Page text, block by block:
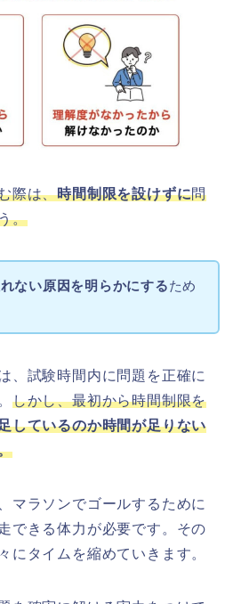
際は、時間制限を設けずに問
。
ない原因を明らかにするため
、試験時間内に問題を正確に
しかし、最初から時間制限を
しているのか時間が足りない
マラソンでゴールするために
できる体力が必要です。その
にタイムを縮めていきます。